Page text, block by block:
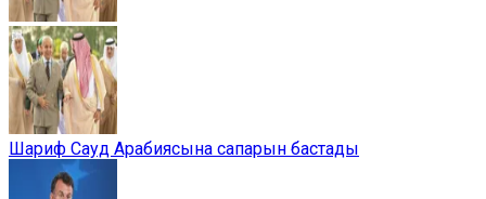
Шариф Сауд Арабиясына сапарын бастады